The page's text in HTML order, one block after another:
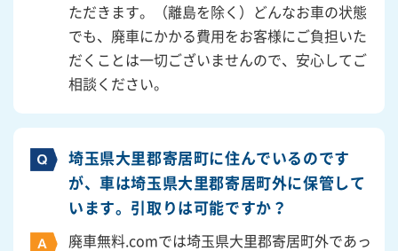
ただきます。（離島を除く）どんなお車の状態
でも、廃車にかかる費用をお客様にご負担いた
だくことは一切ございませんので、安心してご
相談ください。
埼玉県大里郡寄居町に住んでいるのです
が、車は埼玉県大里郡寄居町外に保管して
います。引取りは可能ですか？
廃車無料.comでは埼玉県大里郡寄居町外であっ